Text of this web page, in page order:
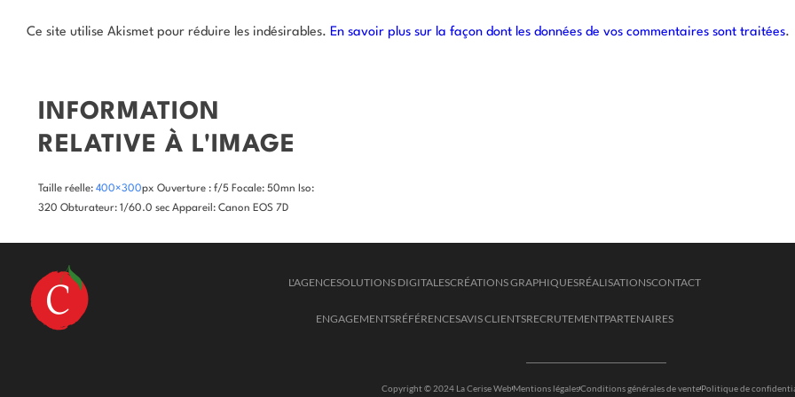
Ce site utilise Akismet pour réduire les indésirables. En savoir plus sur la façon dont les données de vos commentaires sont traitées.
INFORMATION
RELATIVE À L'IMAGE
Taille réelle: 400×300px Ouverture : f/5 Focale: 50mn Iso:
320 Obturateur: 1/60.0 sec Appareil: Canon EOS 7D
L'AGENCESOLUTIONS DIGITALESCRÉATIONS GRAPHIQUESRÉALISATIONSCONTACT
ENGAGEMENTSRÉFÉRENCESAVIS CLIENTSRECRUTEMENTPARTENAIRES
Copyright © 2024 La Cerise Web Mentions légalesConditions générales de ventePolitique de